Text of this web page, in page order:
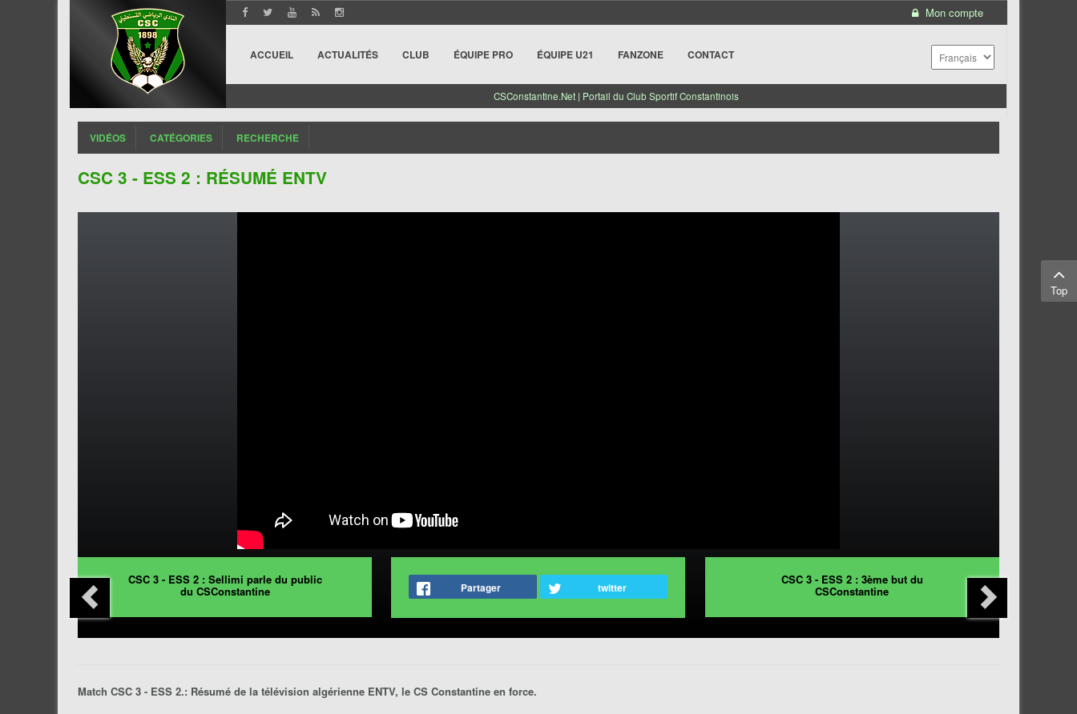
Mon compte
ACCUEIL ACTUALITÉS CLUB ÉQUIPE PRO ÉQUIPE U21 FANZONE CONTACT
CSConstantine.Net | Portail du Club Sportif Constantinois
VIDÉOS CATÉGORIES RECHERCHE
CSC 3 - ESS 2 : RÉSUMÉ ENTV
CSC 3 - ESS 2 : Sellimi parle du public
du CSConstantine Partager twitter
CSC 3 - ESS 2 : 3ème but du
CSConstantine
Match CSC 3 - ESS 2.: Résumé de la télévision algérienne ENTV, le CS Constantine en force.
Top